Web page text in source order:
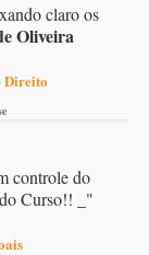
claro os
Oliveira
Direito
controle do
Curso!! _ "